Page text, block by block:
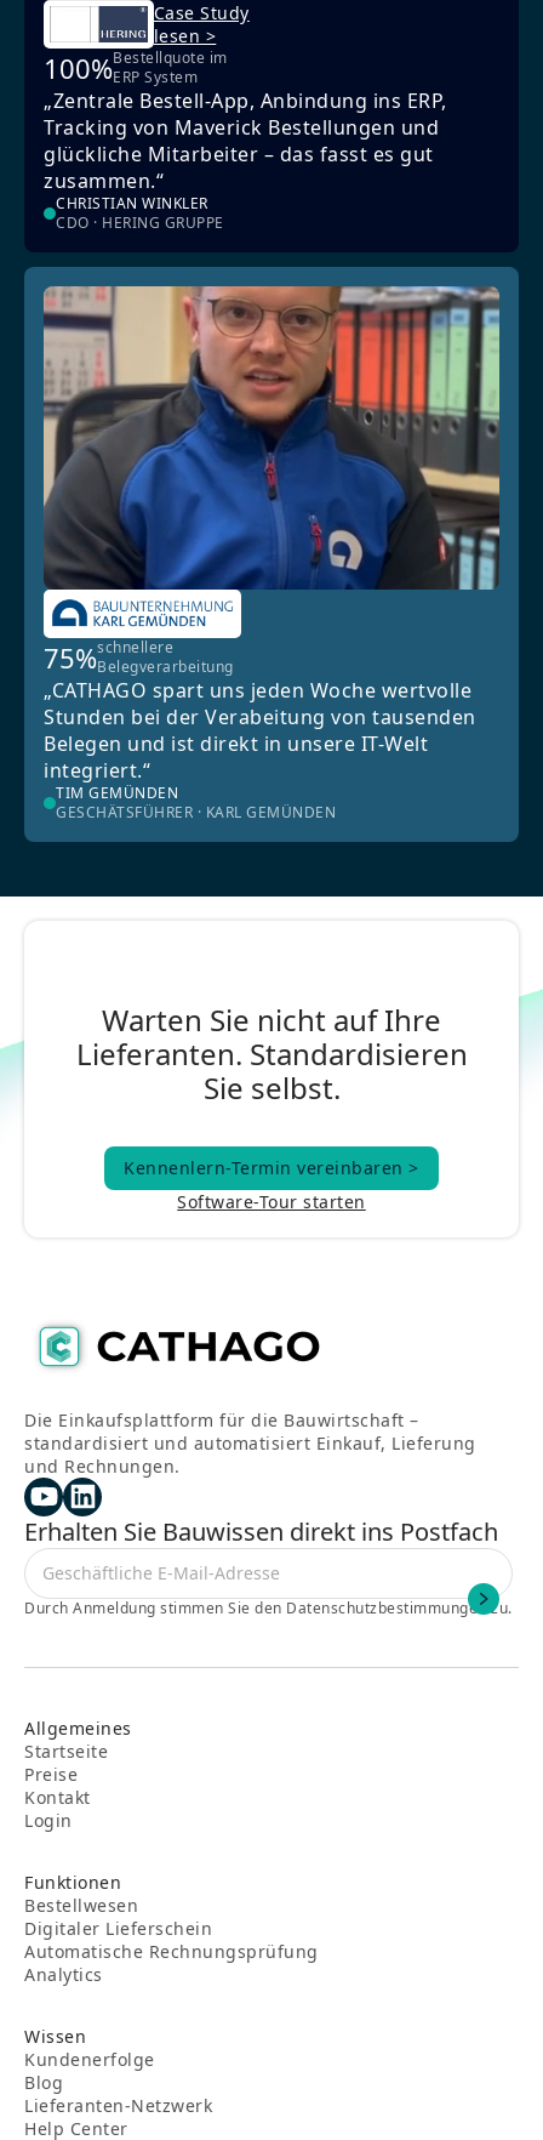
Case Study
lesen >
100%Bestellquote im
ERP System
„Zentrale Bestell-App, Anbindung ins ERP,
Tracking von Maverick Bestellungen und
glückliche Mitarbeiter – das fasst es gut
zusammen.“
CHRISTIAN WINKLER
CDO · HERING GRUPPE
75%schnellere
Belegverarbeitung
„CATHAGO spart uns jeden Woche wertvolle
Stunden bei der Verabeitung von tausenden
Belegen und ist direkt in unsere IT-Welt
integriert.“
TIM GEMÜNDEN
GESCHÄTSFÜHRER · KARL GEMÜNDEN
Warten Sie nicht auf Ihre
Lieferanten. Standardisieren
Sie selbst.
Kennenlern-Termin vereinbaren >
Kennenlern-Termin vereinbaren >
Software-Tour starten
Die Einkaufsplattform für die Bauwirtschaft –
standardisiert und automatisiert Einkauf, Lieferung
und Rechnungen.
Erhalten Sie Bauwissen direkt ins Postfach
Durch Anmeldung stimmen Sie den Datenschutzbestimmungen zu.
Allgemeines
Startseite
Preise
Kontakt
Login
Funktionen
Bestellwesen
Digitaler Lieferschein
Automatische Rechnungsprüfung
Analytics
Wissen
Kundenerfolge
Blog
Lieferanten-Netzwerk
Help Center